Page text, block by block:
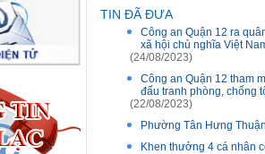
TIN ĐÃ ĐƯA
Công an Quận 12 ra
xã hội chủ nghĩa Việt
(24/08/2023)
Công an Quận 12 tham
đấu tranh phòng, chống
(22/08/2023)
Phường Tân Hưng
Khen thưởng 4 cá nhân